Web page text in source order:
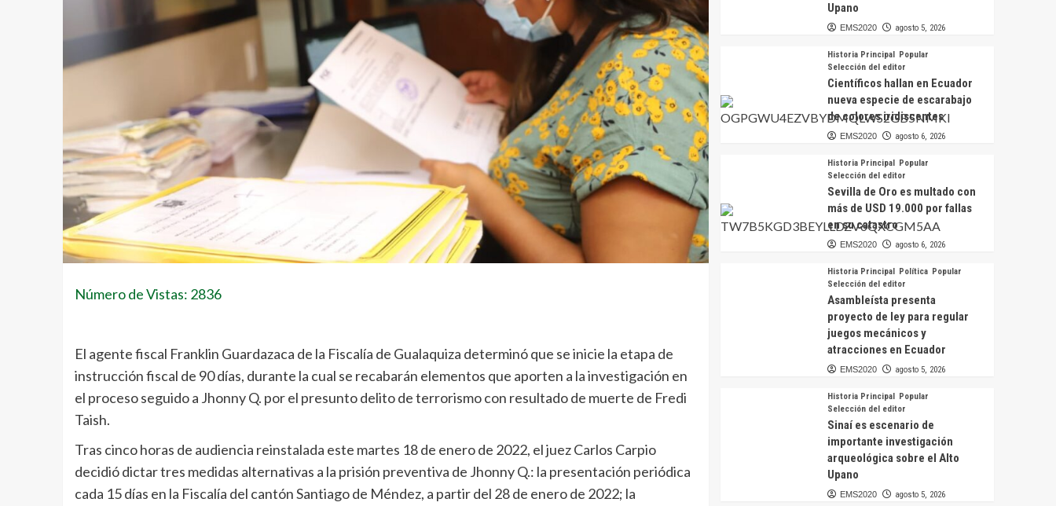
Número de Vistas: 2836
El agente fiscal Franklin Guardazaca de la Fiscalía de Gualaquiza determinó que se inicie la etapa de
instrucción fiscal de 90 días, durante la cual se recabarán elementos que aporten a la investigación en
el proceso seguido a Jhonny Q. por el presunto delito de terrorismo con resultado de muerte de Fredi
Taish.
Tras cinco horas de audiencia reinstalada este martes 18 de enero de 2022, el juez Carlos Carpio
decidió dictar tres medidas alternativas a la prisión preventiva de Jhonny Q.: la presentación periódica
cada 15 días en la Fiscalía del cantón Santiago de Méndez, a partir del 28 de enero de 2022; la
Upano
EMS2020 agosto 5, 2026
Historia Principal Popular
Selección del editor
Científicos hallan en Ecuador
nueva especie de escarabajo
de colores iridiscentes
EMS2020 agosto 6, 2026
Historia Principal Popular
Selección del editor
Sevilla de Oro es multado con
más de USD 19.000 por fallas
en su catastro
EMS2020 agosto 6, 2026
Historia Principal Política Popular
Selección del editor
Asambleísta presenta
proyecto de ley para regular
juegos mecánicos y
atracciones en Ecuador
EMS2020 agosto 5, 2026
Historia Principal Popular
Selección del editor
Sinaí es escenario de
importante investigación
arqueológica sobre el Alto
Upano
EMS2020 agosto 5, 2026